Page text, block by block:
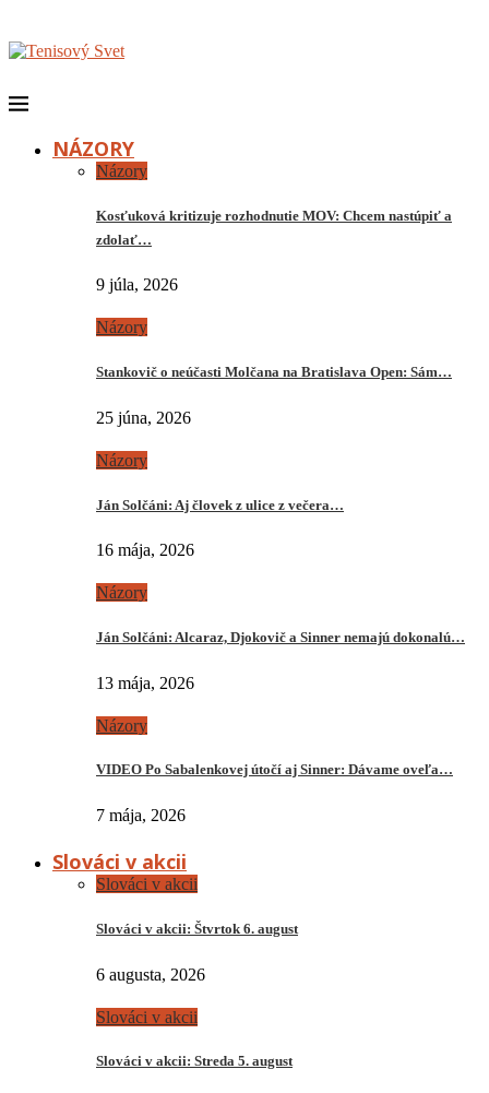
NÁZORY
Názory
Kosťuková kritizuje rozhodnutie MOV: Chcem nastúpiť a
zdolať…
9 júla, 2026
Názory
Stankovič o neúčasti Molčana na Bratislava Open: Sám…
25 júna, 2026
Názory
Ján Solčáni: Aj človek z ulice z večera…
16 mája, 2026
Názory
Ján Solčáni: Alcaraz, Djokovič a Sinner nemajú dokonalú…
13 mája, 2026
Názory
VIDEO Po Sabalenkovej útočí aj Sinner: Dávame oveľa…
7 mája, 2026
Slováci v akcii
Slováci v akcii
Slováci v akcii: Štvrtok 6. august
6 augusta, 2026
Slováci v akcii
Slováci v akcii: Streda 5. august